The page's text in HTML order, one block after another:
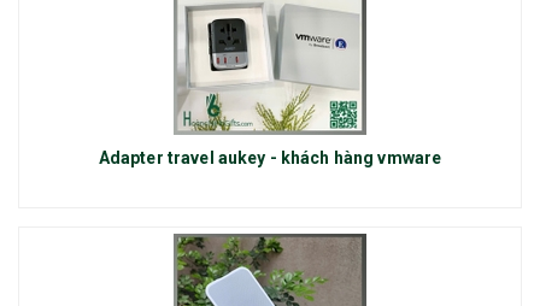
Adapter travel aukey - khách hàng vmware